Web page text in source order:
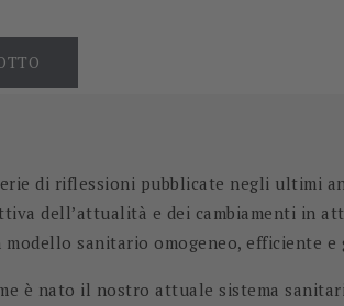
di riflessioni pubblicate negli ultimi
dell’attualità e dei cambiamenti in
sanitario omogeneo, efficiente e
è nato il nostro attuale sistema